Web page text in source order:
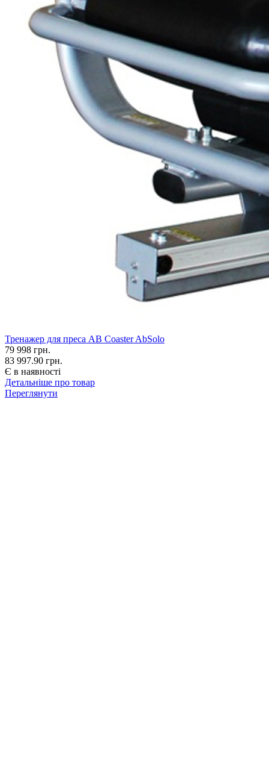
Тренажер для преса AB Coaster AbSolo
79 998 грн.
83 997.90 грн.
Є в наявності
Детальніше про товар
Переглянути